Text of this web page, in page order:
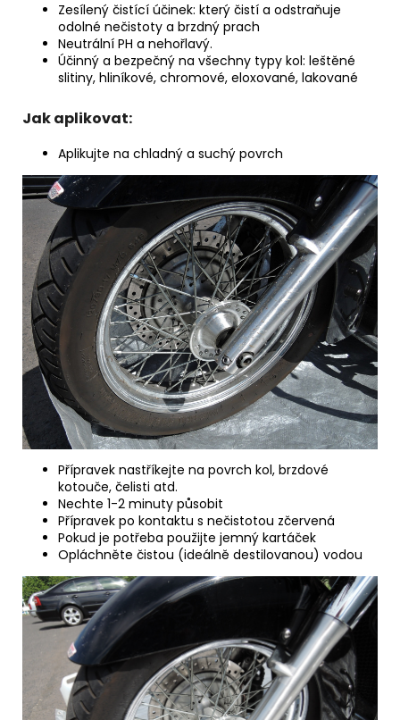
Zesílený čistící účinek: který čistí a odstraňuje
odolné nečistoty a brzdný prach
Neutrální PH a nehořlavý.
Účinný a bezpečný na všechny typy kol: leštěné
slitiny, hliníkové, chromové, eloxované, lakované
Jak aplikovat:
Aplikujte na chladný a suchý povrch
Přípravek nastříkejte na povrch kol, brzdové
kotouče, čelisti atd.
Nechte 1-2 minuty působit
Přípravek po kontaktu s nečistotou zčervená
Pokud je potřeba použijte jemný kartáček
Opláchněte čistou (ideálně destilovanou) vodou